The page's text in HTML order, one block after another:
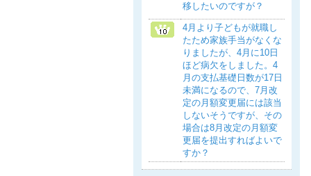
移したいのですが？
4月より子どもが就職し
たため家族手当がなくな
りましたが、4月に10日
ほど病欠をしました。4
月の支払基礎日数が17日
未満になるので、7月改
定の月額変更届には該当
しないそうですが、その
場合は8月改定の月額変
更届を提出すればよいで
すか？